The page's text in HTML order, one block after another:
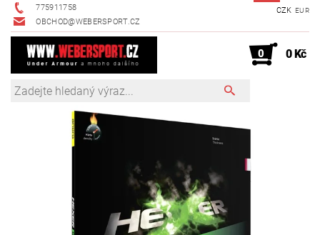
775911758
OBCHOD@WEBERSPORT.CZ
CZK EUR
0 0 Kč